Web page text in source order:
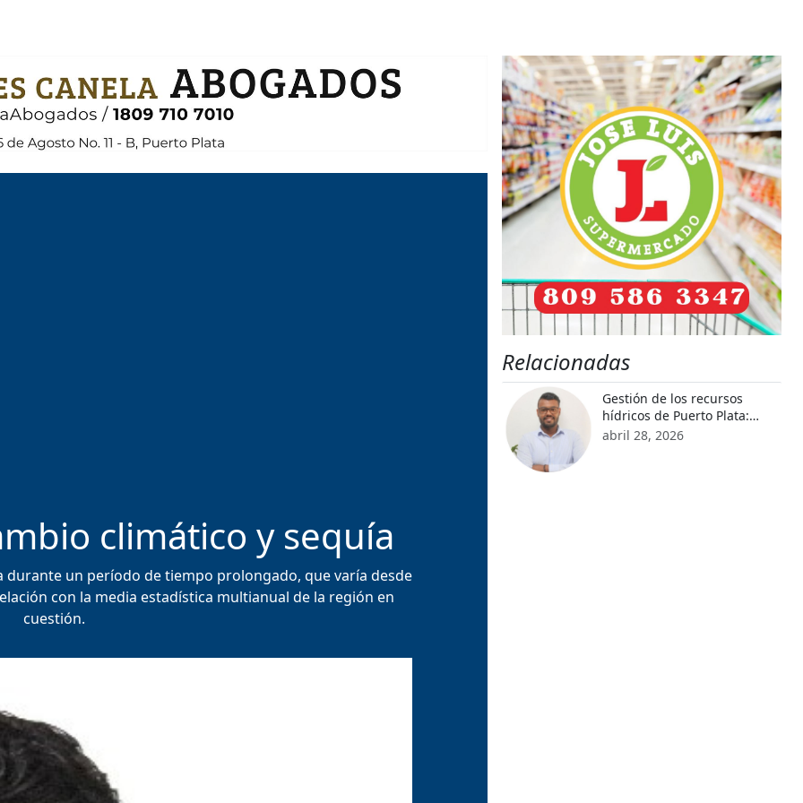
climático y sequía
durante un período de tiempo prolongado, que varía desde
con la media estadística multianual de la región en
cuestión.
Relacionadas
Gestión de los recursos
hídricos de Puerto Plata:
desafíos ante el cambio
abril 28, 2026